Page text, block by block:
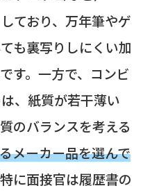
ており、万年筆やゲ
も裏写りしにくい加
す。一方で、コンビ
、紙質が若干薄い
のバランスを考える
メーカー品を選んで
に面接官は履歴書の